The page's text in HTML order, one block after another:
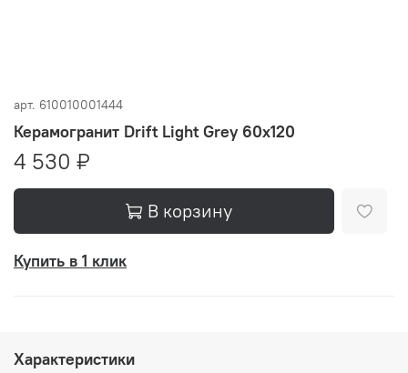
арт. 610010001444
Керамогранит Drift Light Grey 60x120
4 530 ₽
В корзину
Купить в 1 клик
Характеристики